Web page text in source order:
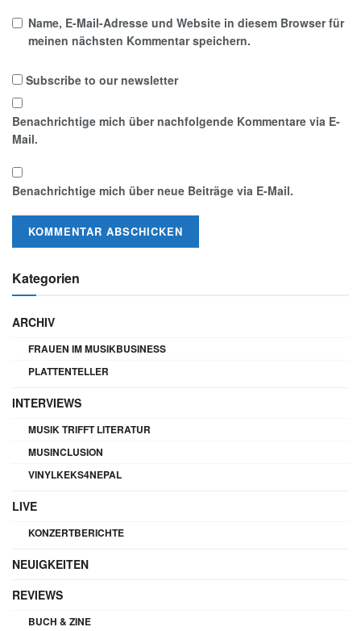
Name, E-Mail-Adresse und Website in diesem Browser für
meinen nächsten Kommentar speichern.
Subscribe to our newsletter
Benachrichtige mich über nachfolgende Kommentare via E-
Mail.
Benachrichtige mich über neue Beiträge via E-Mail.
Kategorien
ARCHIV
FRAUEN IM MUSIKBUSINESS
PLATTENTELLER
INTERVIEWS
MUSIK TRIFFT LITERATUR
MUSINCLUSION
VINYLKEKS4NEPAL
LIVE
KONZERTBERICHTE
NEUIGKEITEN
REVIEWS
BUCH & ZINE